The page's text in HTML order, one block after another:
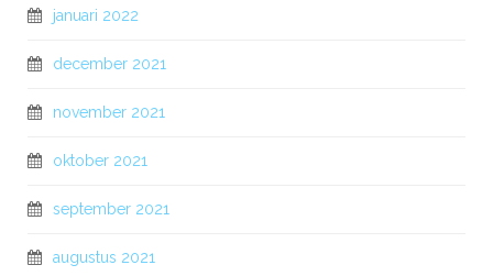
januari 2022
december 2021
november 2021
oktober 2021
september 2021
augustus 2021